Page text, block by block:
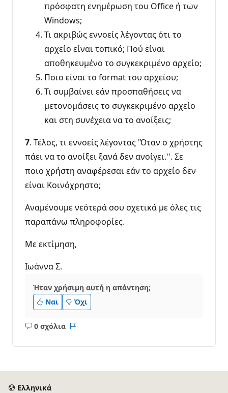
πρόσφατη ενημέρωση του Office ή των
Windows;
Τι ακριβώς εννοείς λέγοντας ότι το
αρχείο είναι τοπικό; Πού είναι
αποθηκευμένο το συγκεκριμένο αρχείο;
Ποιο είναι το format του αρχείου;
Τι συμβαίνει εάν προσπαθήσεις να
μετονομάσεις το συγκεκριμένο αρχείο
και στη συνέχεια να το ανοίξεις;
7. Τέλος, τι εννοείς λέγοντας 'Όταν ο χρήστης
πάει να το ανοίξει ξανά δεν ανοίγει.''. Σε
ποιο χρήστη αναφέρεσαι εάν το αρχείο δεν
είναι Κοινόχρηστο;
Αναμένουμε νεότερά σου σχετικά με όλες τις
παραπάνω πληροφορίες.
Με εκτίμηση,
Ιωάννα Σ.
Ήταν χρήσιμη αυτή η απάντηση;
Ναι
Όχι
0 σχόλια
Κανένα
Ελληνικά